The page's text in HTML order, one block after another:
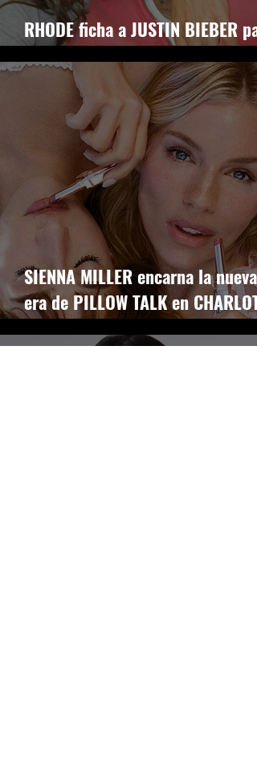
RHODE ficha a JUSTIN BIEBER
una collab limitada
SIENNA MILLER encarna la nueva
era de PILLOW TALK en
TILBURY BEAUTY